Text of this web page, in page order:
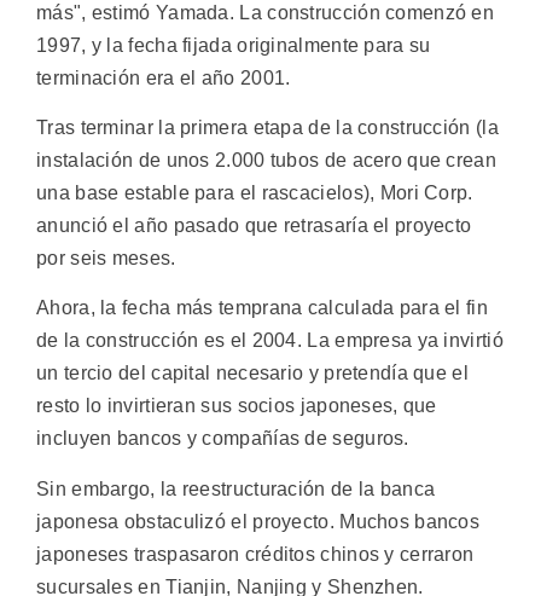
más", estimó Yamada. La construcción comenzó en
1997, y la fecha fijada originalmente para su
terminación era el año 2001.
Tras terminar la primera etapa de la construcción (la
instalación de unos 2.000 tubos de acero que crean
una base estable para el rascacielos), Mori Corp.
anunció el año pasado que retrasaría el proyecto
por seis meses.
Ahora, la fecha más temprana calculada para el fin
de la construcción es el 2004. La empresa ya invirtió
un tercio del capital necesario y pretendía que el
resto lo invirtieran sus socios japoneses, que
incluyen bancos y compañías de seguros.
Sin embargo, la reestructuración de la banca
japonesa obstaculizó el proyecto. Muchos bancos
japoneses traspasaron créditos chinos y cerraron
sucursales en Tianjin, Nanjing y Shenzhen.